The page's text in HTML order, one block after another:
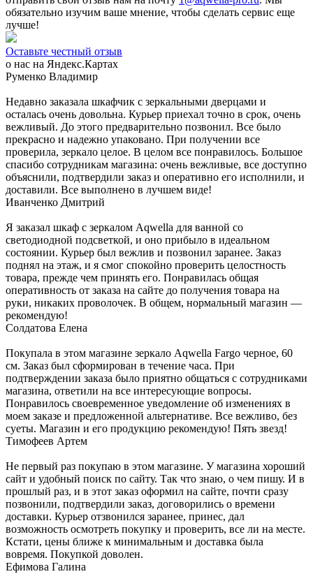
обязательно изучим ваше мнение, чтобы сделать сервис еще
лучше!
Оставьте честный отзыв
о нас на Яндекс.Картах
Руменко Владимир
Недавно заказала шкафчик с зеркальными дверцами и
осталась очень довольна. Курьер приехал точно в срок, очень
вежливый. До этого предварительно позвонил. Все было
прекрасно и надежно упаковано. При получении все
проверила, зеркало целое. В целом все понравилось. Большое
спасибо сотрудникам магазина: очень вежливые, все доступно
объяснили, подтвердили заказ и оперативно его исполнили, и
доставили. Все выполнено в лучшем виде!
Иванченко Дмитрий
Я заказал шкаф с зеркалом Aqwella для ванной со
светодиодной подсветкой, и оно прибыло в идеальном
состоянии. Курьер был вежлив и позвонил заранее. Заказ
поднял на этаж, и я смог спокойно проверить целостность
товара, прежде чем принять его. Понравилась общая
оперативность от заказа на сайте до получения товара на
руки, никаких проволочек. В общем, нормальный магазин —
рекомендую!
Солдатова Елена
Покупала в этом магазине зеркало Aqwella Fargo черное, 60
см. Заказ был сформирован в течение часа. При
подтверждении заказа было приятно общаться с сотрудниками
магазина, ответили на все интересующие вопросы.
Понравилось своевременное уведомление об изменениях в
моем заказе и предложенной альтернативе. Все вежливо, без
суеты. Магазин и его продукцию рекомендую! Пять звезд!
Тимофеев Артем
Не первый раз покупаю в этом магазине. У магазина хороший
сайт и удобный поиск по сайту. Так что знаю, о чем пишу. И в
прошлый раз, и в этот заказ оформил на сайте, почти сразу
позвонили, подтвердили заказ, договорились о времени
доставки. Курьер отзвонился заранее, принес, дал
возможность осмотреть покупку и проверить, все ли на месте.
Кстати, цены ближе к минимальным и доставка была
вовремя. Покупкой доволен.
Ефимова Галина